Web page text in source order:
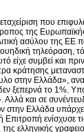
που
της
ασύλου της
τηλεόραση,
είχε συμβεί και
κράτησης
στην Ελλάδα»,
ξεπερνά το 1%.
και σε
στην Ελλάδα
ενίσχυσε
ελληνικής